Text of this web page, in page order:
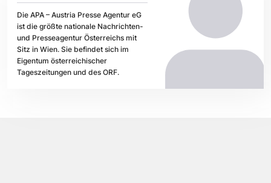
Die APA – Austria Presse Agentur eG
ist die größte nationale Nachrichten-
und Presseagentur Österreichs mit
Sitz in Wien. Sie befindet sich im
Eigentum österreichischer
Tageszeitungen und des ORF.